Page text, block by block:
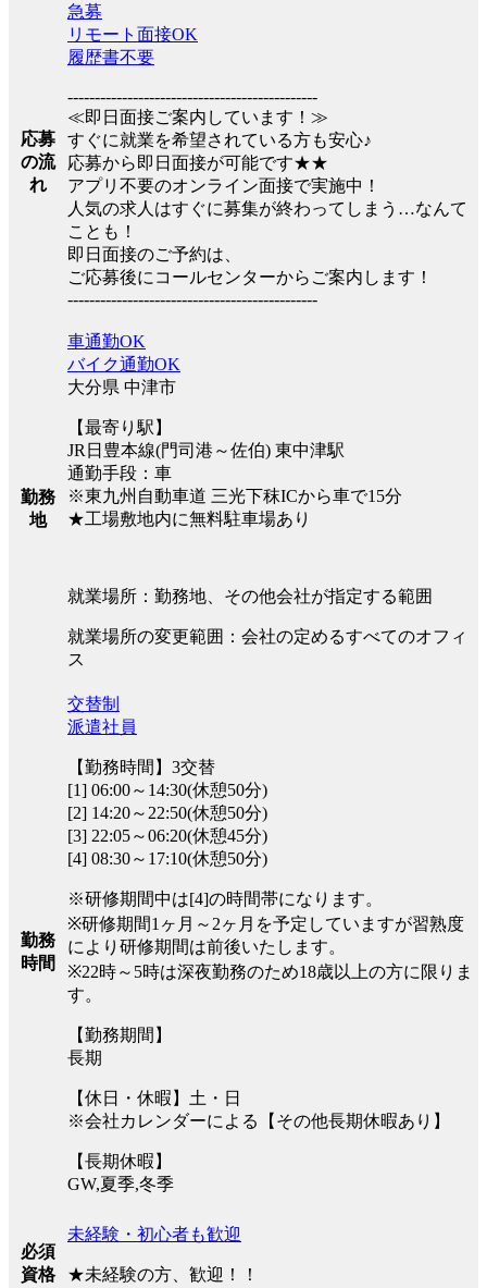
応募
の流
れ
急募
リモート面接OK
履歴書不要
----------------------------------------------
≪即日面接ご案内しています！≫
すぐに就業を希望されている方も安心♪
応募から即日面接が可能です★★
アプリ不要のオンライン面接で実施中！
人気の求人はすぐに募集が終わってしまう…なんて
ことも！
即日面接のご予約は、
ご応募後にコールセンターからご案内します！
----------------------------------------------
勤務
地
車通勤OK
バイク通勤OK
大分県 中津市
【最寄り駅】
JR日豊本線(門司港～佐伯) 東中津駅
通勤手段：車
※東九州自動車道 三光下秣ICから車で15分
★工場敷地内に無料駐車場あり
就業場所：勤務地、その他会社が指定する範囲
就業場所の変更範囲：会社の定めるすべてのオフィ
ス
勤務
時間
交替制
派遣社員
【勤務時間】3交替
[1] 06:00～14:30(休憩50分)
[2] 14:20～22:50(休憩50分)
[3] 22:05～06:20(休憩45分)
[4] 08:30～17:10(休憩50分)
※研修期間中は[4]の時間帯になります。
※研修期間1ヶ月～2ヶ月を予定していますが習熟度
により研修期間は前後いたします。
※22時～5時は深夜勤務のため18歳以上の方に限りま
す。
【勤務期間】
長期
【休日・休暇】土・日
※会社カレンダーによる【その他長期休暇あり】
【長期休暇】
GW,夏季,冬季
必須
資格
未経験・初心者も歓迎
★未経験の方、歓迎！！